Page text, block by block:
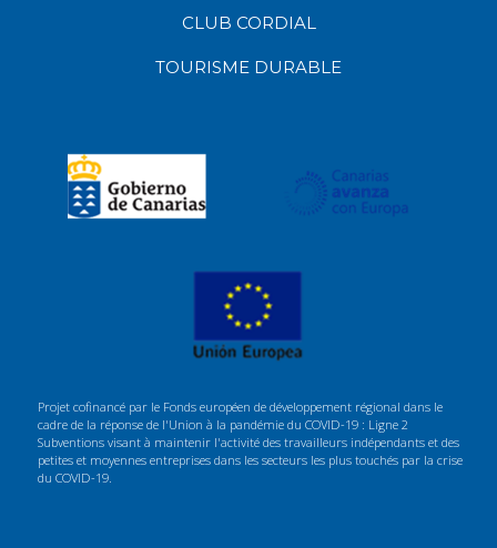
CLUB CORDIAL
TOURISME DURABLE
Projet cofinancé par le Fonds européen de développement régional dans le
cadre de la réponse de l'Union à la pandémie du COVID-19 : Ligne 2
Subventions visant à maintenir l'activité des travailleurs indépendants et des
petites et moyennes entreprises dans les secteurs les plus touchés par la crise
du COVID-19.